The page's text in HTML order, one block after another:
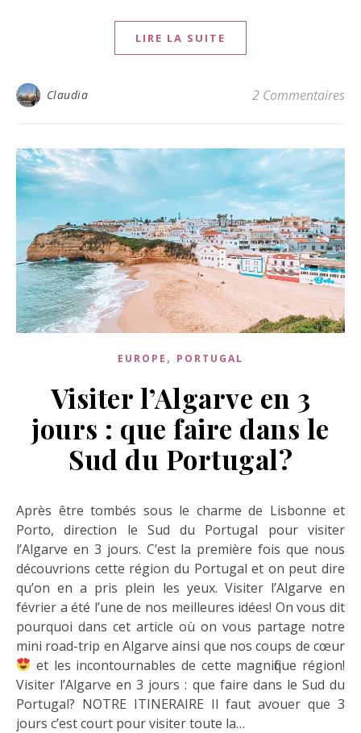
LIRE LA SUITE
Claudia 2 Commentaires
EUROPE , PORTUGAL
Visiter l’Algarve en 3
jours : que faire dans le
Sud du Portugal?
Après être tombés sous le charme de Lisbonne et
Porto, direction le Sud du Portugal pour visiter
l’Algarve en 3 jours. C’est la première fois que nous
découvrions cette région du Portugal et on peut dire
qu’on en a pris plein les yeux. Visiter l’Algarve en
février a été l’une de nos meilleures idées! On vous dit
pourquoi dans cet article où on vous partage notre
mini road-trip en Algarve ainsi que nos coups de cœur
et les incontournables de cette magnifique région!
Visiter l’Algarve en 3 jours : que faire dans le Sud du
Portugal? NOTRE ITINERAIRE Il faut avouer que 3
jours c’est court pour visiter toute la…